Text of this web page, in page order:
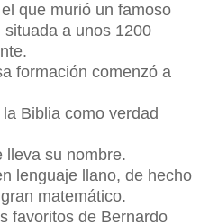
que murió un famoso
a unos 1200
formación comenzó a
Biblia como verdad
lleva su nombre.
lenguaje llano, de hecho
matemático.
favoritos de Bernardo